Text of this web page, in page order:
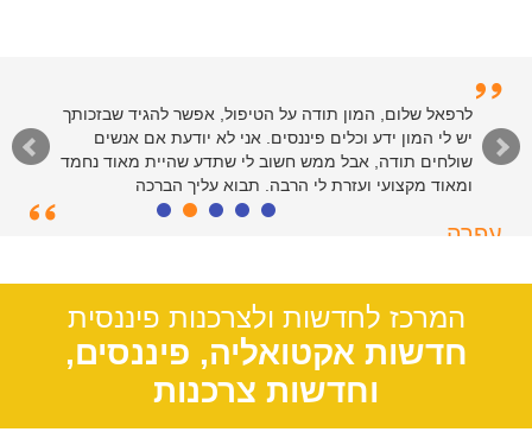
לרפאל שלום, המון תודה על הטיפול, אפשר להגיד שבזכותך
יש לי המון ידע וכלים פיננסים. אני לא יודעת אם אנשים
שולחים תודה, אבל ממש חשוב לי שתדע שהיית מאוד נחמד
ומאוד מקצועי ועזרת לי הרבה. תבוא עליך הברכה
עפרה
המרכז לחדשות ולצרכנות פיננסית
חדשות אקטואליה, פיננסים,
וחדשות צרכנות